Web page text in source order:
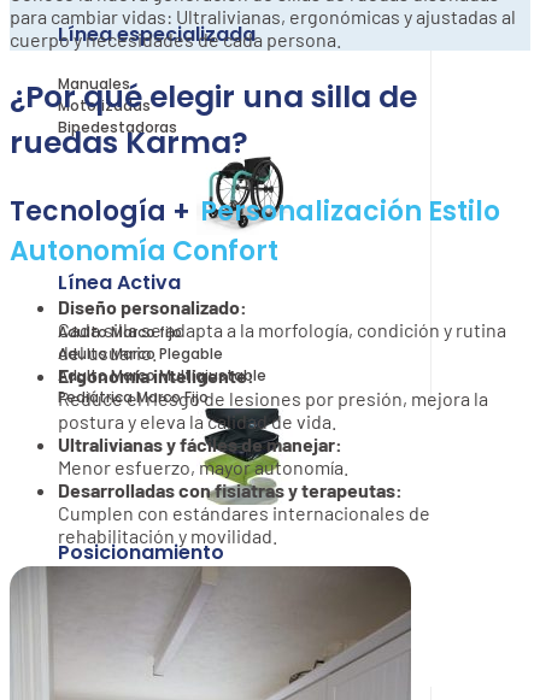
Línea especializada
Manuales
Motorizadas
Bipedestadoras
Línea Activa
Adulto Marco fijo
Adulto Marco Plegable
Adulto Marco Multiajustable
Pediátrica Marco Fijo
Posicionamiento
Cojines antiescaras
Espaldares de posicionamiento
Cinturones y arneses
Ayudas a la movilidad
para cambiar vidas: Ultralivianas, ergonómicas y ajustadas al
cuerpo y necesidades de cada persona.
¿Por qué elegir una silla de
ruedas Karma?
Tecnología + Personalización Estilo
Autonomía Confort
Diseño personalizado:
Cada silla se adapta a la morfología, condición y rutina
del usuario.
Ergonomía inteligente:
Reduce el riesgo de lesiones por presión, mejora la
postura y eleva la calidad de vida.
Ultralivianas y fáciles de manejar:
Menor esfuerzo, mayor autonomía.
Desarrolladas con fisiatras y terapeutas:
Cumplen con estándares internacionales de
rehabilitación y movilidad.